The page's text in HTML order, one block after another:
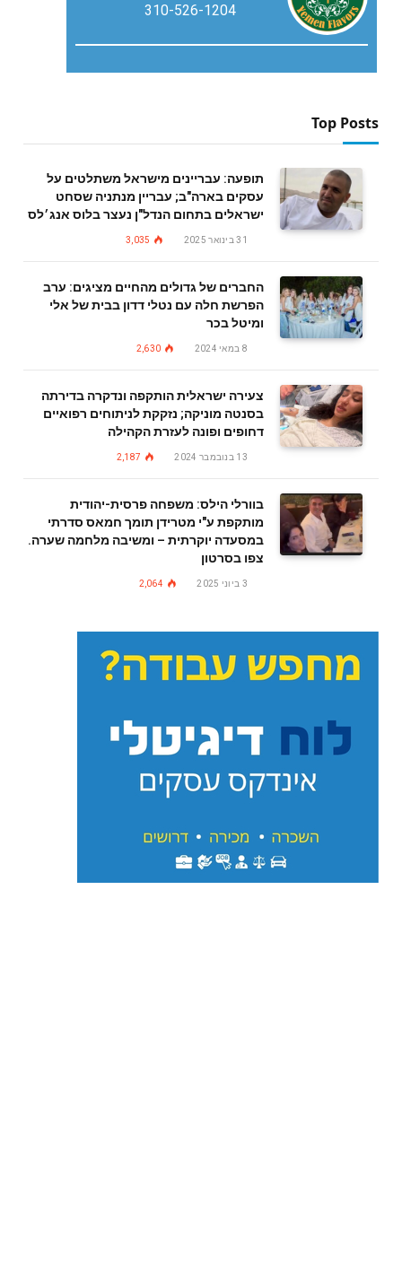
310-526-1204
Top Posts
תופעה: עבריינים מישראל משתלטים על
עסקים בארה"ב; עבריין מנתניה שסחט
ישראלים בתחום הנדל"ן נעצר בלוס אנג׳לס
31 בינואר 2025 3,035
החברים של גדולים מהחיים מציגים: ערב
הפרשת חלה עם נטלי דדון בבית של אלי
ומיטל בכר
8 במאי 2024 2,630
צעירה ישראלית הותקפה ונדקרה בדירתה
בסנטה מוניקה; נזקקת לניתוחים רפואיים
דחופים ופונה לעזרת הקהילה
13 בנובמבר 2024 2,187
בוורלי הילס: משפחה פרסית-יהודית
מותקפת ע"י מטרידן תומך חמאס סדרתי
במסעדה יוקרתית – ומשיבה מלחמה שערה.
צפו בסרטון
3 ביוני 2025 2,064